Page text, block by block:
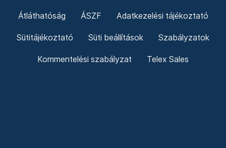
Átláthatóság ÁSZF Adatkezelési tájékoztató
Sütitájékoztató Süti beállítások Szabályzatok
Kommentelési szabályzat Telex Sales